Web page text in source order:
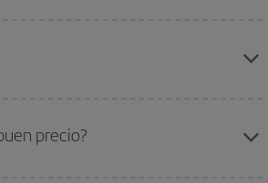
Aberdeen-dest
precio?